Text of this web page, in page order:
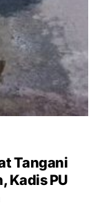
Tangani
Kadis PU